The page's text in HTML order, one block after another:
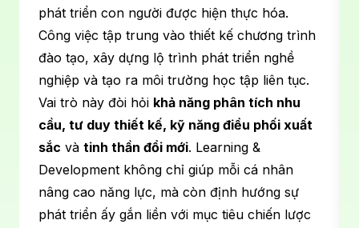
phát triển con người được hiện thực hóa.
Công việc tập trung vào thiết kế chương trình
đào tạo, xây dựng lộ trình phát triển nghề
nghiệp và tạo ra môi trường học tập liên tục.
Vai trò này đòi hỏi khả năng phân tích nhu
cầu, tư duy thiết kế, kỹ năng điều phối xuất
sắc và tinh thần đổi mới. Learning &
Development không chỉ giúp mỗi cá nhân
nâng cao năng lực, mà còn định hướng sự
phát triển ấy gắn liền với mục tiêu chiến lược